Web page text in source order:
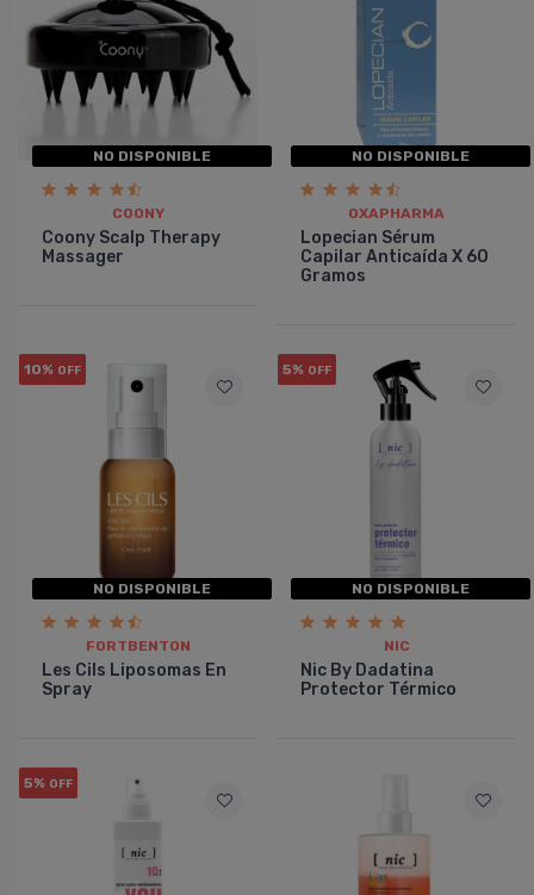
NO DISPONIBLE
COONY
Coony Scalp Therapy
Massager
NO DISPONIBLE
OXAPHARMA
Lopecian Sérum
Capilar Anticaí­da X 60
Gramos
10% OFF
NO DISPONIBLE
FORTBENTON
Les Cils Liposomas En
Spray
5% OFF
NO DISPONIBLE
NIC
Nic By Dadatina
Protector Térmico
5% OFF